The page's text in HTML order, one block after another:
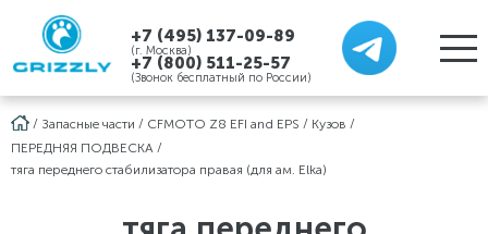
+7 (495) 137-09-89
(г. Москва)
+7 (800) 511-25-57
(Звонок бесплатный по России)
/ Запасные части / CFMOTO Z8 EFI and EPS / Кузов /
ПЕРЕДНЯЯ ПОДВЕСКА /
тяга переднего стабилизатора правая (для ам. Elka)